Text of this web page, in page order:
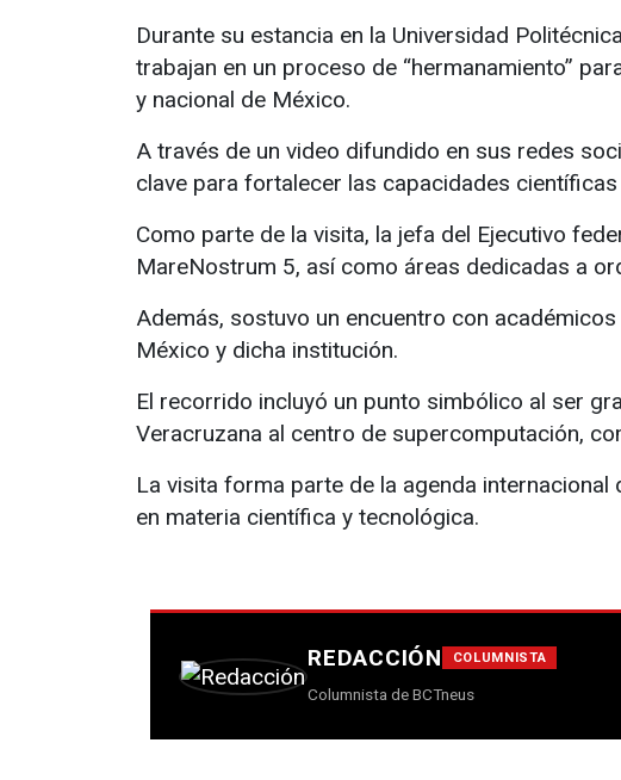
Durante su estancia en la Universidad
trabajan en un proceso de “hermanamiento”
y nacional de México.
A través de un video difundido en sus redes
clave para fortalecer las capacidades científicas
Como parte de la visita, la jefa del Ejecutivo
MareNostrum 5, así como áreas dedicadas a
Además, sostuvo un encuentro con
México y dicha institución.
El recorrido incluyó un punto simbólico al ser
Veracruzana al centro de supercomputación,
La visita forma parte de la agenda
en materia científica y tecnológica.
REDACCIÓN COLUMNISTA
Columnista de BCTneus